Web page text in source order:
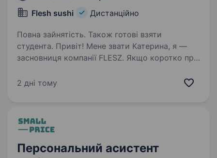
Flesh sushi
Дистанційно
Повна зайнятість. Також готові взяти
студента. Привіт! Мене звати Катерина, я —
засновниця компанії FLESZ. Якщо коротко про
яких прагне стати номером один на ринку
2 дні тому
Персональний асистент